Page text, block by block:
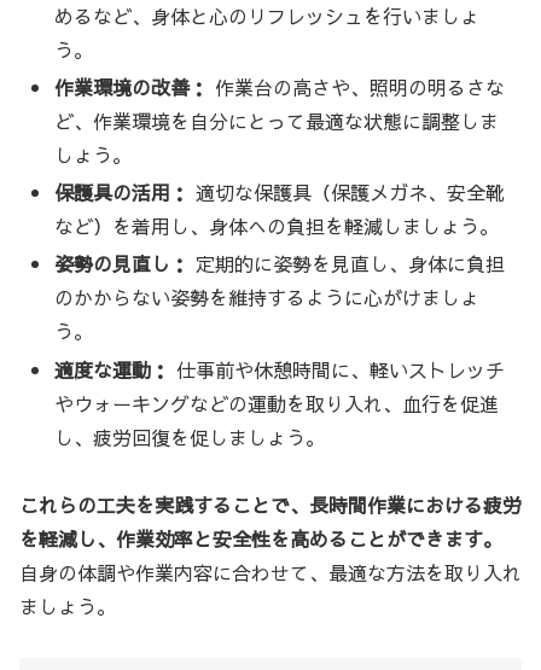
めるなど、身体と心のリフレッシュを行いましょ
う。
作業環境の改善： 作業台の高さや、照明の明るさな
ど、作業環境を自分にとって最適な状態に調整しま
しょう。
保護具の活用： 適切な保護具（保護メガネ、安全靴
など）を着用し、身体への負担を軽減しましょう。
姿勢の見直し： 定期的に姿勢を見直し、身体に負担
のかからない姿勢を維持するように心がけましょ
う。
適度な運動： 仕事前や休憩時間に、軽いストレッチ
やウォーキングなどの運動を取り入れ、血行を促進
し、疲労回復を促しましょう。
これらの工夫を実践することで、長時間作業における疲労
を軽減し、作業効率と安全性を高めることができます。
自身の体調や作業内容に合わせて、最適な方法を取り入れ
ましょう。